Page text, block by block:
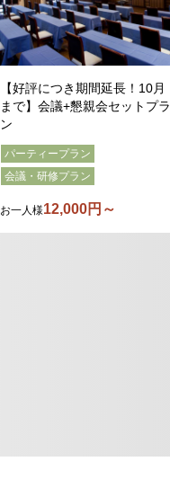
【好評につき期間延長！10月
まで】会議+懇親会セットプラ
ン
パーティープラン
会議・研修プラン
お一人様12,000円～